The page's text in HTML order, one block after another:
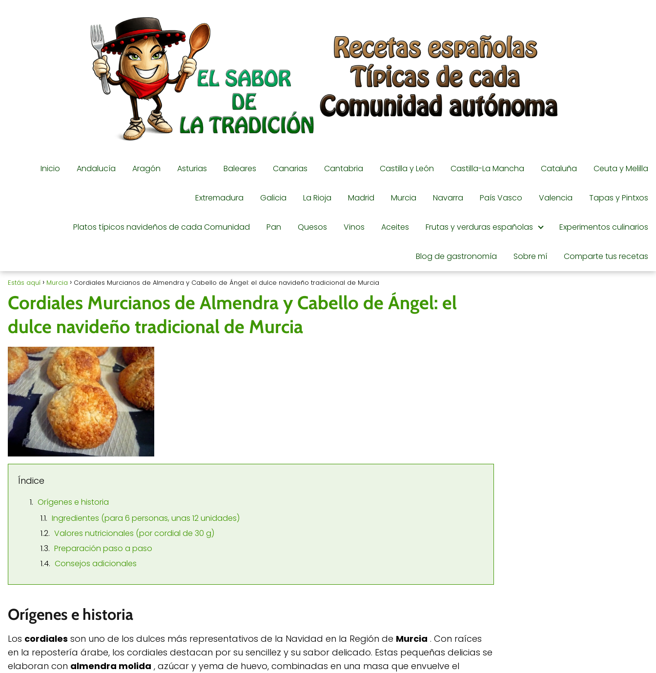
Inicio Andalucía Aragón Asturias Baleares Canarias Cantabria Castilla y León Castilla-La Mancha Cataluña Ceuta y Melilla
Extremadura Galicia La Rioja Madrid Murcia Navarra País Vasco Valencia Tapas y Pintxos
Platos típicos navideños de cada Comunidad Pan Quesos Vinos Aceites Frutas y verduras españolas Experimentos culinarios
Blog de gastronomía Sobre mí Comparte tus recetas
Estás aquí Murcia Cordiales Murcianos de Almendra y Cabello de Ángel: el dulce navideño tradicional de Murcia
Cordiales Murcianos de Almendra y Cabello de Ángel: el
dulce navideño tradicional de Murcia
Índice
Orígenes e historia
Ingredientes (para 6 personas, unas 12 unidades)
Valores nutricionales (por cordial de 30 g)
Preparación paso a paso
Consejos adicionales
Orígenes e historia
Los cordiales son uno de los dulces más representativos de la Navidad en la Región de Murcia . Con raíces
en la repostería árabe, los cordiales destacan por su sencillez y su sabor delicado. Estas pequeñas delicias se
elaboran con almendra molida , azúcar y yema de huevo, combinadas en una masa que envuelve el